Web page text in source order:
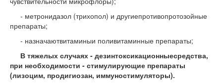
- метронидазол (трихопол) и другиепротивопротозойные
препараты;
- назначаютвитаминыи поливитаминные препараты;
В тяжелых случаях - дезинтоксикационныесредства,
при необходимости - стимулирующие препараты
(лизоцим, продигиозан, иммуностимуляторы).